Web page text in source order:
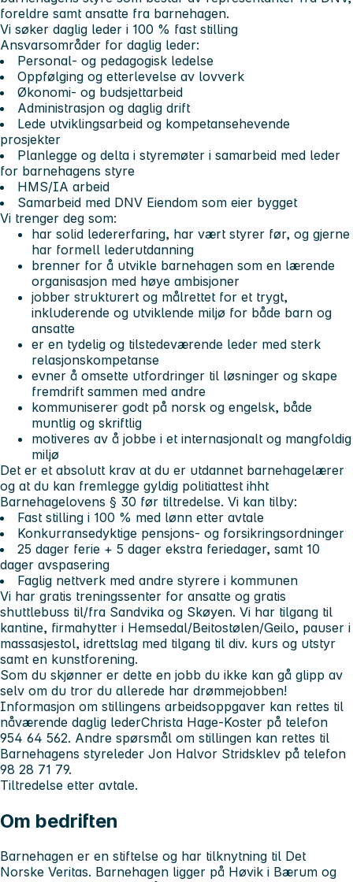
foreldre samt ansatte fra barnehagen.
Vi søker daglig leder i 100 % fast stilling
Ansvarsområder for daglig leder:
Personal- og pedagogisk ledelse
Oppfølging og etterlevelse av lovverk
Økonomi- og budsjettarbeid
Administrasjon og daglig drift
Lede utviklingsarbeid og kompetansehevende
prosjekter
Planlegge og delta i styremøter i samarbeid med leder
for barnehagens styre
HMS/IA arbeid
Samarbeid med DNV Eiendom som eier bygget
Vi trenger deg som:
har solid ledererfaring, har vært styrer før, og gjerne
har formell lederutdanning
brenner for å utvikle barnehagen som en lærende
organisasjon med høye ambisjoner
jobber strukturert og målrettet for et trygt,
inkluderende og utviklende miljø for både barn og
ansatte
er en tydelig og tilstedeværende leder med sterk
relasjonskompetanse
evner å omsette utfordringer til løsninger og skape
fremdrift sammen med andre
kommuniserer godt på norsk og engelsk, både
muntlig og skriftlig
motiveres av å jobbe i et internasjonalt og mangfoldig
miljø
Det er et absolutt krav at du er utdannet barnehagelærer
og at du kan fremlegge gyldig politiattest ihht
Barnehagelovens § 30 før tiltredelse. Vi kan tilby:
Fast stilling i 100 % med lønn etter avtale
Konkurransedyktige pensjons- og forsikringsordninger
25 dager ferie + 5 dager ekstra feriedager, samt 10
dager avspasering
Faglig nettverk med andre styrere i kommunen
Vi har gratis treningssenter for ansatte og gratis
shuttlebuss til/fra Sandvika og Skøyen. Vi har tilgang til
kantine, firmahytter i Hemsedal/Beitostølen/Geilo, pauser i
massasjestol, idrettslag med tilgang til div. kurs og utstyr
samt en kunstforening.
Som du skjønner er dette en jobb du ikke kan gå glipp av
selv om du tror du allerede har drømmejobben!
Informasjon om stillingens arbeidsoppgaver kan rettes til
nåværende daglig lederChrista Hage-Koster på telefon
954 64 562. Andre spørsmål om stillingen kan rettes til
Barnehagens styreleder Jon Halvor Stridsklev på telefon
98 28 71 79.
Tiltredelse etter avtale.
Om bedriften
Barnehagen er en stiftelse og har tilknytning til Det
Norske Veritas. Barnehagen ligger på Høvik i Bærum og